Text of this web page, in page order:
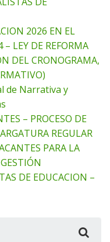
2026 EN EL
LEY DE REFORMA
DEL CRONOGRAMA,
de Narrativa y
– PROCESO DE
REGULAR
PARA LA
DE EDUCACION –